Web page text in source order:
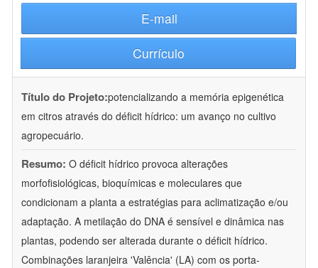
E-mail
Currículo
Título do Projeto:potencializando a memória epigenética
em citros através do déficit hídrico: um avanço no cultivo
agropecuário.
Resumo: O déficit hídrico provoca alterações
morfofisiológicas, bioquímicas e moleculares que
condicionam a planta a estratégias para aclimatização e/ou
adaptação. A metilação do DNA é sensível e dinâmica nas
plantas, podendo ser alterada durante o déficit hídrico.
Combinações laranjeira 'Valência' (LA) com os porta-